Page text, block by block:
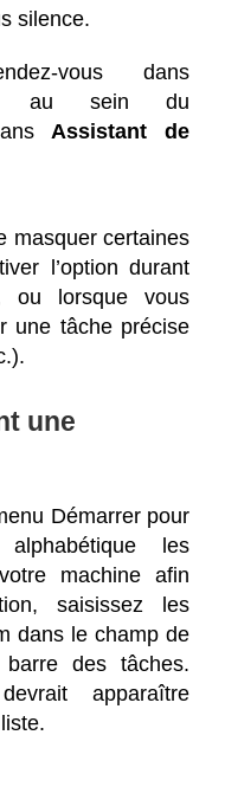
silence.
vous dans
au sein du
Assistant de
masquer certaines
l’option durant
ou lorsque vous
une tâche précise
une
Démarrer pour
les
machine afin
saisissez les
dans le champ de
des tâches.
apparaître